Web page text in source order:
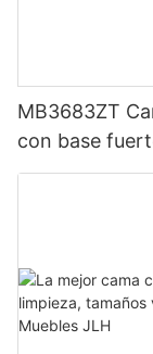
MB3683ZT
con base